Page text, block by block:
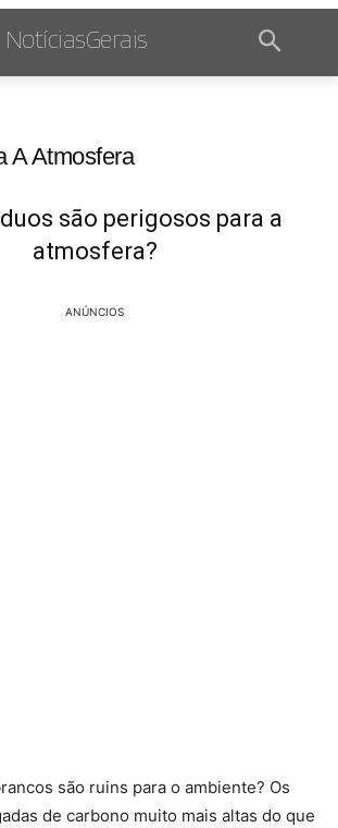
NotíciasGerais
A Atmosfera
são perigosos para a
atmosfera?
ANÚNCIOS
são ruins para o ambiente? Os
de carbono muito mais altas do que